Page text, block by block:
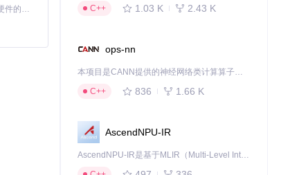
效率。
基于Python的Xiaozhi AI，适用于想要完整Xiaozhi体验而无需拥有专用硬件的用户。
C++
1.03 K 2.43 K
ops-nn
本项目是CANN提供的神经网络类计算算子库，实现网络在NPU上加速计算。
C++
836 1.66 K
AscendNPU-IR
AscendNPU-IR是基于MLIR（Multi-Level Intermediate Representation）构建的，面向昇腾亲和算子编译时使用的中间表示，提供昇腾完备表达能力，通过编译优化提升昇腾AI处理器计算效率，支持通过生态框架使能昇腾AI处理器与深度调优